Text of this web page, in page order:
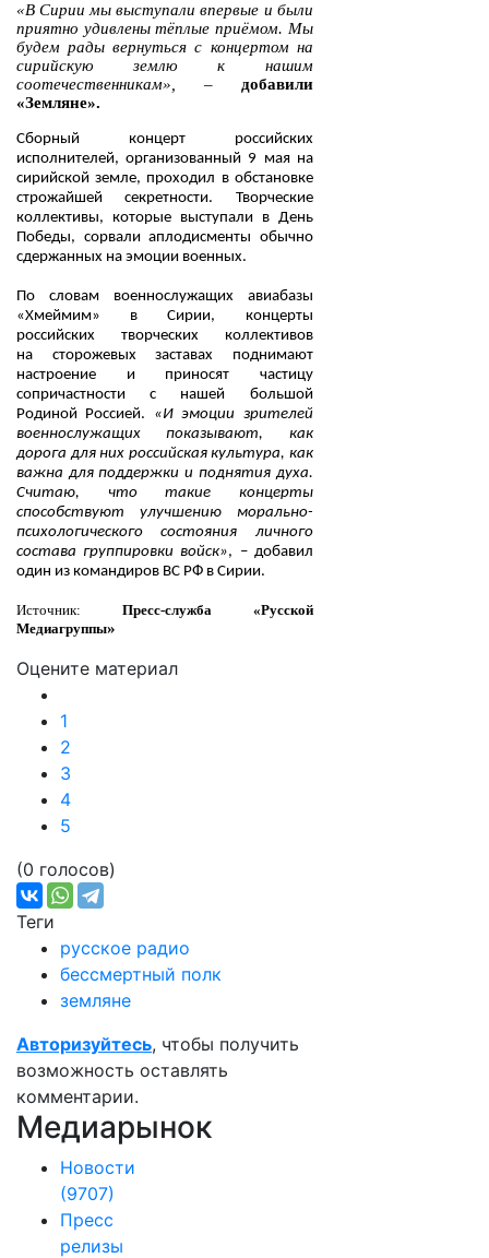
«В Сирии мы выступали впервые и были
приятно удивлены тёплые приёмом. Мы
будем рады вернуться с концертом на
сирийскую землю к нашим
соотечественникам», –добавили
«Земляне».
Сборный концерт российских
исполнителей, организованный 9 мая на
сирийской земле, проходил в обстановке
строжайшей секретности. Творческие
коллективы, которые выступали в День
Победы, сорвали аплодисменты обычно
сдержанных на эмоции военных.
По словам военнослужащих авиабазы
«Хмеймим» в Сирии, концерты
российских творческих коллективов
на сторожевых заставах поднимают
настроение и приносят частицу
сопричастности с нашей большой
Родиной Россией. «И эмоции зрителей
военнослужащих показывают, как
дорога для них российская культура, как
важна для поддержки и поднятия духа.
Считаю, что такие концерты
способствуют улучшению морально-
психологического состояния личного
состава группировки войск», –добавил
один из командиров ВС РФ в Сирии.
Источник: Пресс-служба «Русской
Медиагруппы»
Оцените материал
1
2
3
4
5
(0 голосов)
Теги
русское радио
бессмертный полк
земляне
Авторизуйтесь, чтобы получить
возможность оставлять
комментарии.
Медиарынок
Новости
(9707)
Пресс
релизы